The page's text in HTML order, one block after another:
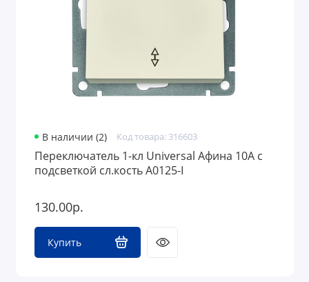
В наличии (2) Код товара: 316603
Переключатель 1-кл Universal Афина 10А с
подсветкой сл.кость A0125-I
130.00р.
Купить